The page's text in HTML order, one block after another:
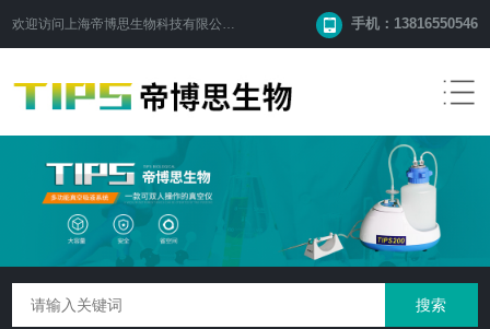
欢迎访问 上海帝博思生物科技有限公司 手机：13816550546